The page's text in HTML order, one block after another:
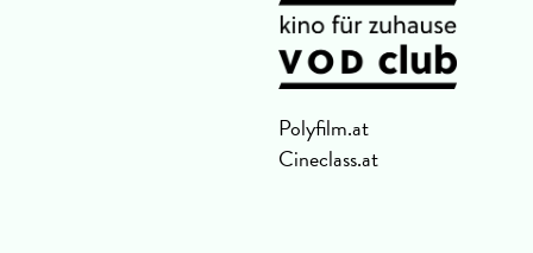
Polyfilm.at
Cineclass.at